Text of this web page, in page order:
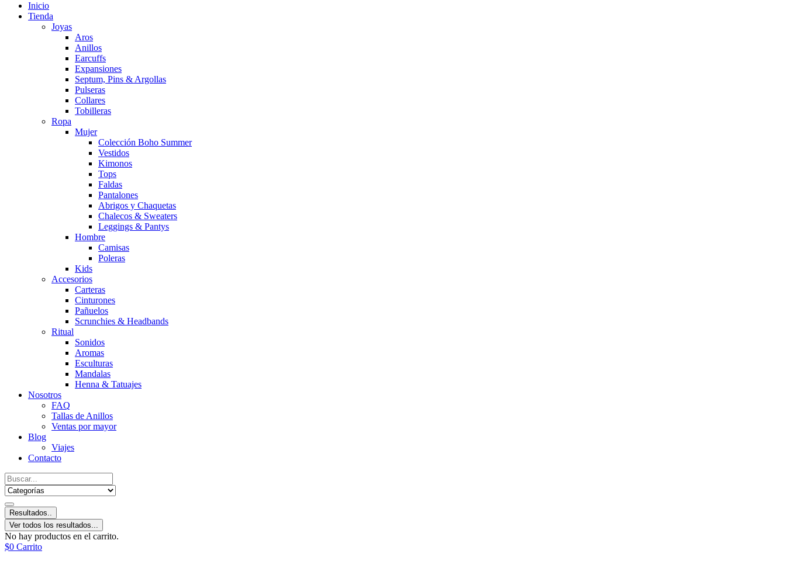
Inicio
Tienda
Joyas
Aros
Anillos
Earcuffs
Expansiones
Septum, Pins & Argollas
Pulseras
Collares
Tobilleras
Ropa
Mujer
Colección Boho Summer
Vestidos
Kimonos
Tops
Faldas
Pantalones
Abrigos y Chaquetas
Chalecos & Sweaters
Leggings & Pantys
Hombre
Camisas
Poleras
Kids
Accesorios
Carteras
Cinturones
Pañuelos
Scrunchies & Headbands
Ritual
Sonidos
Aromas
Esculturas
Mandalas
Henna & Tatuajes
Nosotros
FAQ
Tallas de Anillos
Ventas por mayor
Blog
Viajes
Contacto
Resultados..
Ver todos los resultados...
No hay productos en el carrito.
$0 Carrito